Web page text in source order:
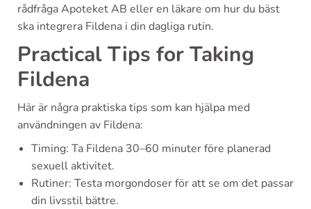
rådfråga Apoteket AB eller en läkare om hur du bäst
ska integrera Fildena i din dagliga rutin.
Practical Tips for Taking
Fildena
Här är några praktiska tips som kan hjälpa med
användningen av Fildena:
Timing: Ta Fildena 30–60 minuter före planerad
sexuell aktivitet.
Rutiner: Testa morgondoser för att se om det passar
din livsstil bättre.